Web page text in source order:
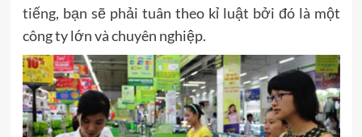
tiếng, bạn sẽ phải tuân theo kỉ luật bởi đó là một
công ty lớn và chuyên nghiệp.